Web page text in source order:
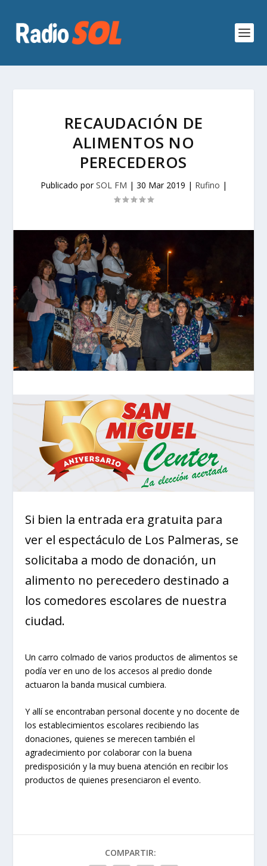
RECAUDACIÓN DE
ALIMENTOS NO
PERECEDEROS
Publicado porSOL FM | 30 Mar 2019 | Rufino |
Si bien la entrada era gratuita para
ver el espectáculo de Los Palmeras, se
solicitaba a modo de donación, un
alimento no perecedero destinado a
los comedores escolares de nuestra
ciudad.
Un carro colmado de varios productos de alimentos se
podía ver en uno de los accesos al predio donde
actuaron la banda musical cumbiera.
Y allí se encontraban personal docente y no docente de
los establecimientos escolares recibiendo las
donaciones, quienes se merecen también el
agradecimiento por colaborar con la buena
predisposición y la muy buena atención en recibir los
productos de quienes presenciaron el evento.
COMPARTIR: